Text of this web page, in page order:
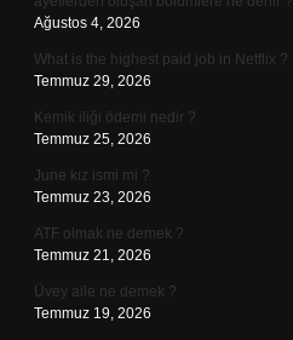
Ağustos 4, 2026
What is the highest paid job in Netflix ?
Temmuz 29, 2026
Kemik iliği ödemi nedir ?
Temmuz 25, 2026
June kız ismi mi ?
Temmuz 23, 2026
ATF olmak ne demek ?
Temmuz 21, 2026
Üvey aile ne demek ?
Temmuz 19, 2026